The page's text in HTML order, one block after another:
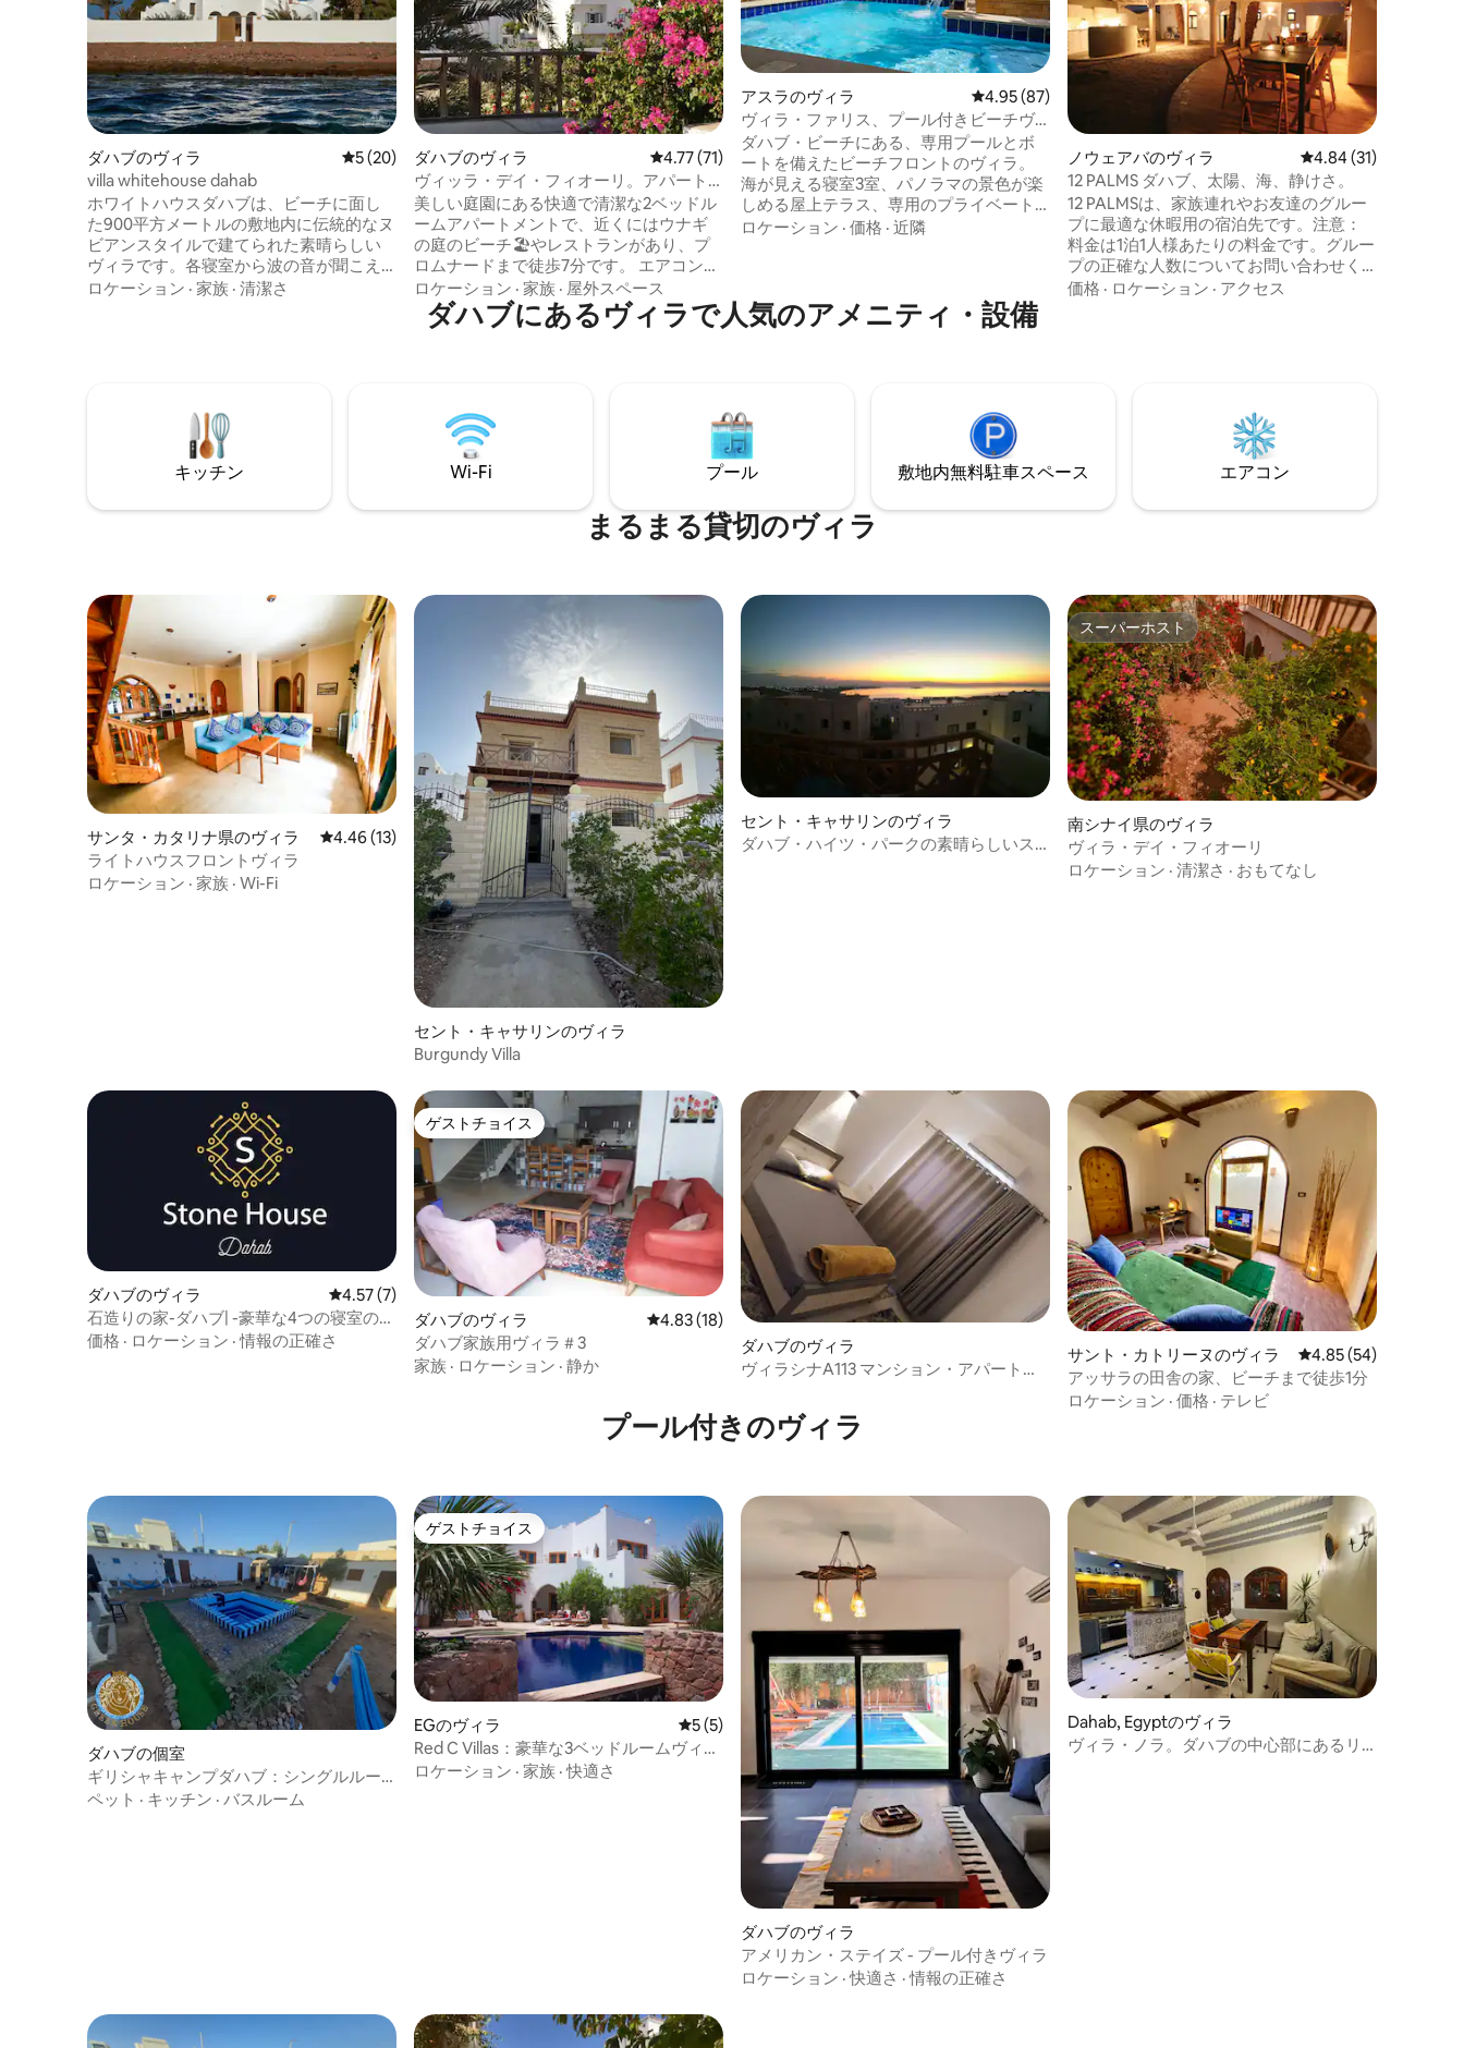
ダハブのヴィラ レビュー20件、5つ星中5つ星の平均評価
5 (20)
villa whitehouse dahab
ホワイトハウスダハブは、ビーチに面し
た900平方メートルの敷地内に伝統的なヌ
ビアンスタイルで建てられた素晴らしい
ヴィラです。各寝室から波の音が聞こえ
る静かな場所です。2名様から6名様に適
ン、ジューサー、ミキサー、トースタ
ー、温水・冷水ディスペンサーが備わっ
完備されています。リビングには衛星テ
は、リビングルームに暖炉があります。
ドルームには青い窓が付いた6メートルの
ドームがあり、ベッドから海と、紅海の
名前の由来であるサウジアラビアの赤い
山々が見えます。巨大なクローゼット、
テーブルと椅子、そしてたくさんの収納
スペースがあります。 2階の2番目のゲス
トルームには、4メートルのドーム、テー
ブルと椅子、クローゼットが備わったソ
ファがあります。 3つ目のゲストルームは
海に面していて、広々としていて（8 x 4
メートル）、壁に鏡が1つ、床は木製で
す。ここに滞在するゲストは、下の階ま
たは上の階のバスルームを使用する必要
があります。 ダハブはウィンドサーフィ
ンとカイトサーフィンのホットスポット
ブの遊歩道に到着します。
ロケーション · 家族 · 清潔さ
ダハブのヴィラ レビュー71件、5つ星中4.77つ星の平均評価
4.77 (71)
ヴィッラ・デイ・フィオーリ。アパート
メント5
美しい庭園にある快適で清潔な2ベッドル
ームアパートメントで、近くにはウナギ
の庭のビーチ🏖やレストランがあり、プ
ロムナードまで徒歩7分です。 エアコンと
快適なご滞在に必要なものはすべて揃っ
ています！ご要望に応じてアーリーチェ
ックインまたはレイトチェックアウトを
ルとシャワージェル（偶数）。また、空
港からの送迎もお手伝いいたします。ま
た、ダハブの人生についてもアドバイス
し🌴てください️ ️。 Villa Dei Fioriへようこ
ロケーション · 家族 · 屋外スペース
アスラのヴィラ レビュー87件、5つ星中4.95つ星の平均評価
4.95 (87)
ヴィラ・ファリス、プール付きビーチヴ
ィラ、ダハブ・アサラ
ダハブ・ビーチにある、専用プールとボ
ートを備えたビーチフロントのヴィラ。
海が見える寝室3室、パノラマの景色が楽
しめる屋上テラス、専用のプライベート
ビーチを備えています。 Farisは、NEOM
にあります。 また、ボートによるプライ
ベートシュノーケリング旅行や砂漠奥地
前までにキャンセルされた場合、全額返
金または日付変更が可能です。
ロケーション · 価格 · 近隣
ノウェアバのヴィラ レビュー31件、5つ
4.84 (31)
12 PALMS ダハブ、太陽、海、静けさ。
12 PALMSは、家族連れやお友達のグルー
プに最適な休暇用の宿泊先です。注意：
料金は1泊1人様あたりの料金です。グルー
プの正確な人数についてお問い合わせく
ださい。すべての寝室にエアコンがあり
広い屋上テラス-海と山の360度の景色を
お楽しみください。海から2番目のライン
ですが、ビーチへの直接アクセスはあり
ません。
価格 · ロケーション · アクセス
ダハブにあるヴィラで人気のアメニティ・設備
キッチン Wi-Fi プール 敷地内無料駐⁠車ス⁠ペ⁠ー⁠ス エアコン
まるまる貸切のヴィラ
サンタ・カタリナ県のヴィラ レビュー13件、5つ星中4.46つ星の平均評価
4.46 (13)
ライトハウスフロントヴィラ
ロケーション · 家族 · Wi-Fi
セント・キャサリンのヴィラ
Burgundy Villa
セント・キャサリンのヴィラ
ダハブ・ハイツ・パークの素晴らしいス
スーパーホスト
スーパーホスト
南シナイ県のヴィラ
ヴィラ・デイ・フィオーリ
ロケーション · 清潔さ · おもてなし
ダハブのヴィラ レビュー7件、5つ星中4.57つ星の平均評価
4.57 (7)
石造りの家-ダハブ| -豪華な4つの寝室のヴ
ィラ
価格 · ロケーション ·情報の正確さ
ゲストチョイス
ゲストチョイス
ダハブのヴィラ レビュー18件、5つ星中4.83つ星の平均評価
4.83 (18)
ダハブ家族用ヴィラ＃3
家族 · ロケーション · 静か
ダハブのヴィラ
ヴィラシナA113 マンション・アパート
サント・カトリーヌのヴィラ レビュー54件、5つ星
4.85 (54)
アッサラの田舎の家、ビーチまで徒歩1分
ロケーション · 価格 · テレビ
プール付きのヴィラ
ダハブの個室
ギリシャキャンプダハブ：シングルルー
ム、ファン、共用バスルーム
ペット · キッチン · バスルーム
ゲストチョイス
ゲストチョイス
EGのヴィラ レビュー5件、5つ星中5つ星の平均評価
5 (5)
Red C Villas：豪華な3ベッドルームヴィラ
＆共用プール
ロケーション · 家族 ·快適さ
ダハブのヴィラ
アメリカン・ステイズ - プール付きヴィラ
ロケーション ·快適さ ·情報の正確さ
Dahab, Egyptのヴィラ
ヴィラ・ノラ。ダハブの中心部にあるリ